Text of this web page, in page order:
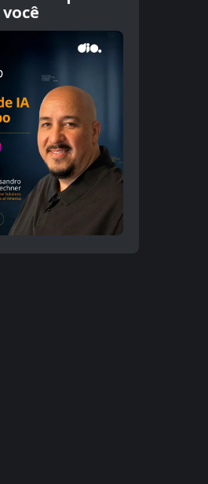
você